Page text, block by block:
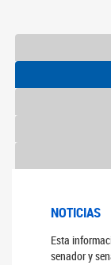
NOTICIAS
Esta
senador y